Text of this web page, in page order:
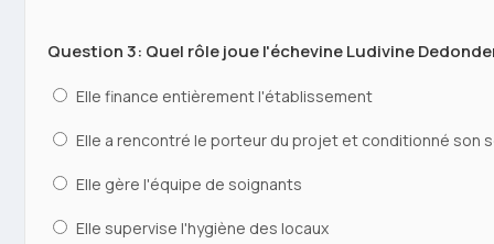
Question 3: Quel rôle joue l'échevine Ludivine
Elle finance entièrement l'établissement
Elle a rencontré le porteur du projet et conditionné son
Elle gère l'équipe de soignants
Elle supervise l'hygiène des locaux